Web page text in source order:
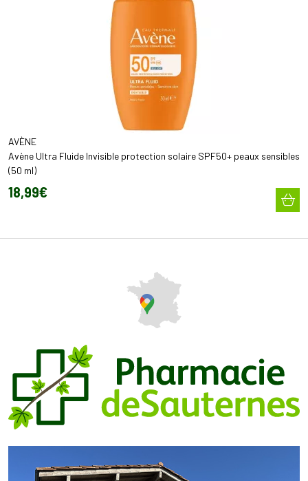
AVÈNE
Avène Ultra Fluide Invisible protection solaire SPF50+ peaux sensibles
(50 ml)
18,99€